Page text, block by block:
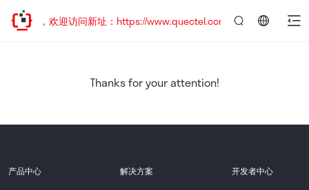
已迁移，欢迎访问新址：https://www.quectel.com.cn
Thanks for your attention!
产品中心 解决方案 开发者中心